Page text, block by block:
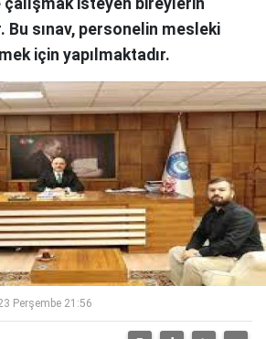
isteyen bireylerin
Bu sınav, personelin mesleki
için yapılmaktadır.
Perşembe 21:56